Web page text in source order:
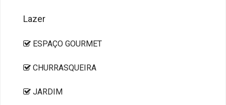
Lazer
ESPAÇO GOURMET
CHURRASQUEIRA
JARDIM